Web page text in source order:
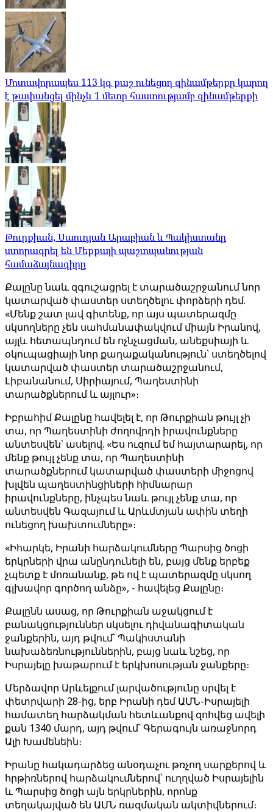
Մոտավորապես 113 կգ քաշ ունեցող զինամթերքը կարող
է թափանցել մինչև 1 մետր հաստությամբ զինամթերքի
Թուրքիան, Սաուդյան Արաբիան և Պակիստանը
ստորագրել են Մեքքայի պաշտպանության
համաձայնագիրը
Քալընը նաև զգուշացրել է տարածաշրջանում նոր
կատարված փաստեր ստեղծելու փորձերի դեմ.
«Մենք շատ լավ գիտենք, որ այս պատերազմը
սկսողները չեն սահմանափակվում միայն Իրանով,
այլև հետապնդում են ոչնչացման, անեքսիայի և
օկուպացիայի նոր քաղաքականություն՝ ստեղծելով
կատարված փաստեր տարածաշրջանում,
Լիբանանում, Սիրիայում, Պաղեստինի
տարածքներում և այլուր»։
Իբրահիմ Քալընը հավելել է, որ Թուրքիան թույլ չի
տա, որ Պաղեստինի ժողովրդի իրավունքները
անտեսվեն՝ ասելով. «Ես ուզում եմ հայտարարել, որ
մենք թույլ չենք տա, որ Պաղեստինի
տարածքներում կատարված փաստերի միջոցով
խլվեն պաղեստինցիների հիմնարար
իրավունքները, ինչպես նաև թույլ չենք տա, որ
անտեսվեն Գազայում և Արևմտյան ափին տեղի
ունեցող խախտումները»։
«Իհարկե, Իրանի հարձակումները Պարսից ծոցի
երկրների վրա անընդունելի են, բայց մենք երբեք
չպետք է մոռանանք, թե ով է պատերազմը սկսող
գլխավոր գործող անձը», - հավելեց Քալընը։
Քալընն ասաց, որ Թուրքիան աջակցում է
բանակցություններ սկսելու դիվանագիտական ​​
ջանքերին, այդ թվում՝ Պակիստանի
նախաձեռնություններին, բայց նաև նշեց, որ
Իսրայելը խաթարում է երկխոսության ջանքերը։
Մերձավոր Արևելքում լարվածությունը սրվել է
փետրվարի 28-ից, երբ Իրանի դեմ ԱՄՆ-Իսրայելի
համատեղ հարձակման հետևանքով զոհվեց ավելի
քան 1340 մարդ, այդ թվում՝ Գերագույն առաջնորդ
Ալի Խամենեին։
Իրանը հակադարձեց անօդաչու թռչող սարքերով և
հրթիռներով հարձակումներով՝ ուղղված Իսրայելին
և Պարսից ծոցի այն երկրներին, որոնք
տեղակայված են ԱՄՆ ռազմական ակտիվներում։